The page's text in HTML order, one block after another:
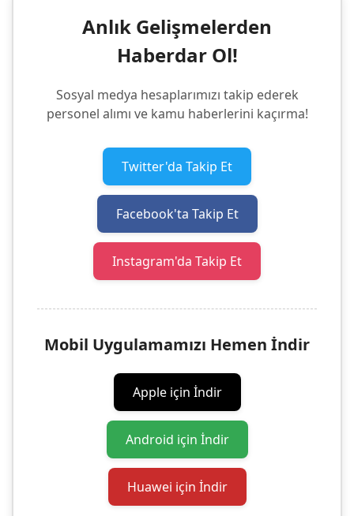
Anlık Gelişmelerden
Haberdar Ol!
Sosyal medya hesaplarımızı takip ederek
personel alımı ve kamu haberlerini kaçırma!
Twitter'da Takip Et
Facebook'ta Takip Et
Instagram'da Takip Et
Mobil Uygulamamızı Hemen İndir
Apple için İndir
Android için İndir
Huawei için İndir